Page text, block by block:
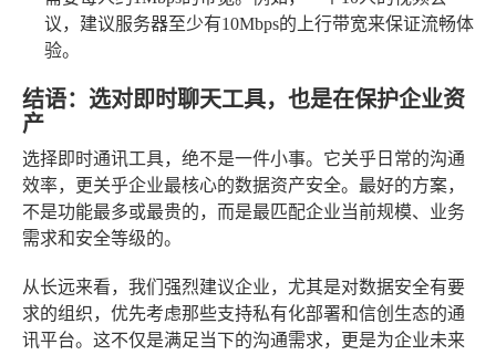
议，建议服务器至少有10Mbps的上行带宽来保证流畅体
验。
结语：选对即时聊天工具，也是在保护企业资
产
选择即时通讯工具，绝不是一件小事。它关乎日常的沟通
效率，更关乎企业最核心的数据资产安全。最好的方案，
不是功能最多或最贵的，而是最匹配企业当前规模、业务
需求和安全等级的。
从长远来看，我们强烈建议企业，尤其是对数据安全有要
求的组织，优先考虑那些支持私有化部署和信创生态的通
讯平台。这不仅是满足当下的沟通需求，更是为企业未来